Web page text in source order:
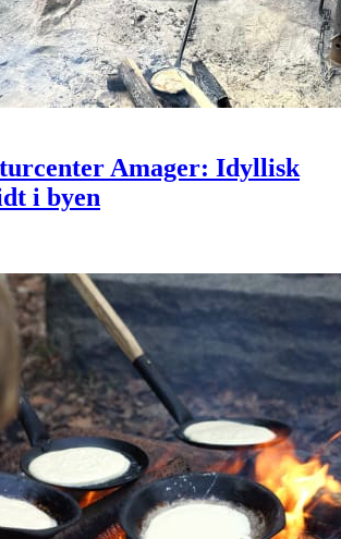
Amager: Idyllisk
i byen